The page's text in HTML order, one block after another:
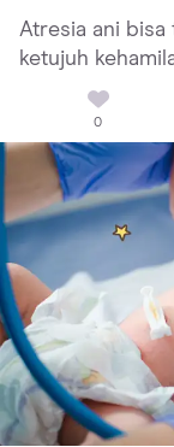
Atresia ani bisa
ketujuh
0